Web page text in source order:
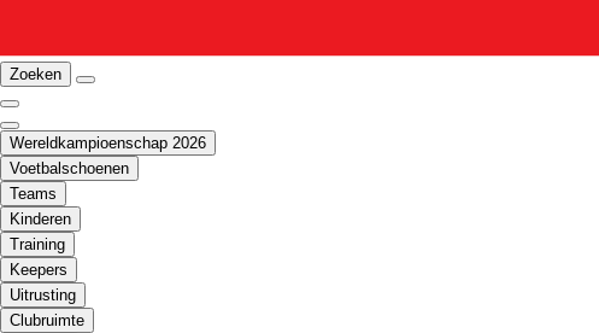
Zoeken
Wereldkampioenschap 2026
Voetbalschoenen
Teams
Kinderen
Training
Keepers
Uitrusting
Clubruimte